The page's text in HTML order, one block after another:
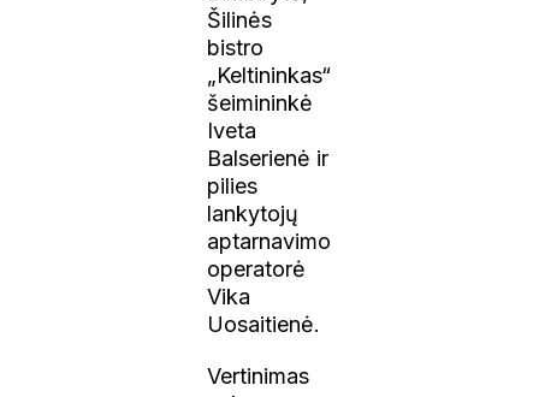
Šilinės
bistro
„Keltininkas“
šeimininkė
Iveta
Balserienė ir
pilies
lankytojų
aptarnavimo
operatorė
Vika
Uosaitienė.
Vertinimas